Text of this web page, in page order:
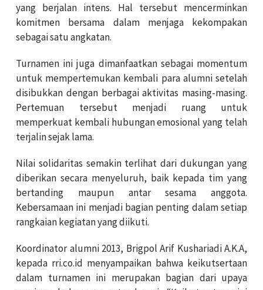
yang berjalan intens. Hal tersebut mencerminkan
komitmen bersama dalam menjaga kekompakan
sebagai satu angkatan.
Turnamen ini juga dimanfaatkan sebagai momentum
untuk mempertemukan kembali para alumni setelah
disibukkan dengan berbagai aktivitas masing-masing.
Pertemuan tersebut menjadi ruang untuk
memperkuat kembali hubungan emosional yang telah
terjalin sejak lama.
Nilai solidaritas semakin terlihat dari dukungan yang
diberikan secara menyeluruh, baik kepada tim yang
bertanding maupun antar sesama anggota.
Kebersamaan ini menjadi bagian penting dalam setiap
rangkaian kegiatan yang diikuti.
Koordinator alumni 2013, Brigpol Arif Kushariadi A.K.A,
kepada rri.co.id menyampaikan bahwa keikutsertaan
dalam turnamen ini merupakan bagian dari upaya